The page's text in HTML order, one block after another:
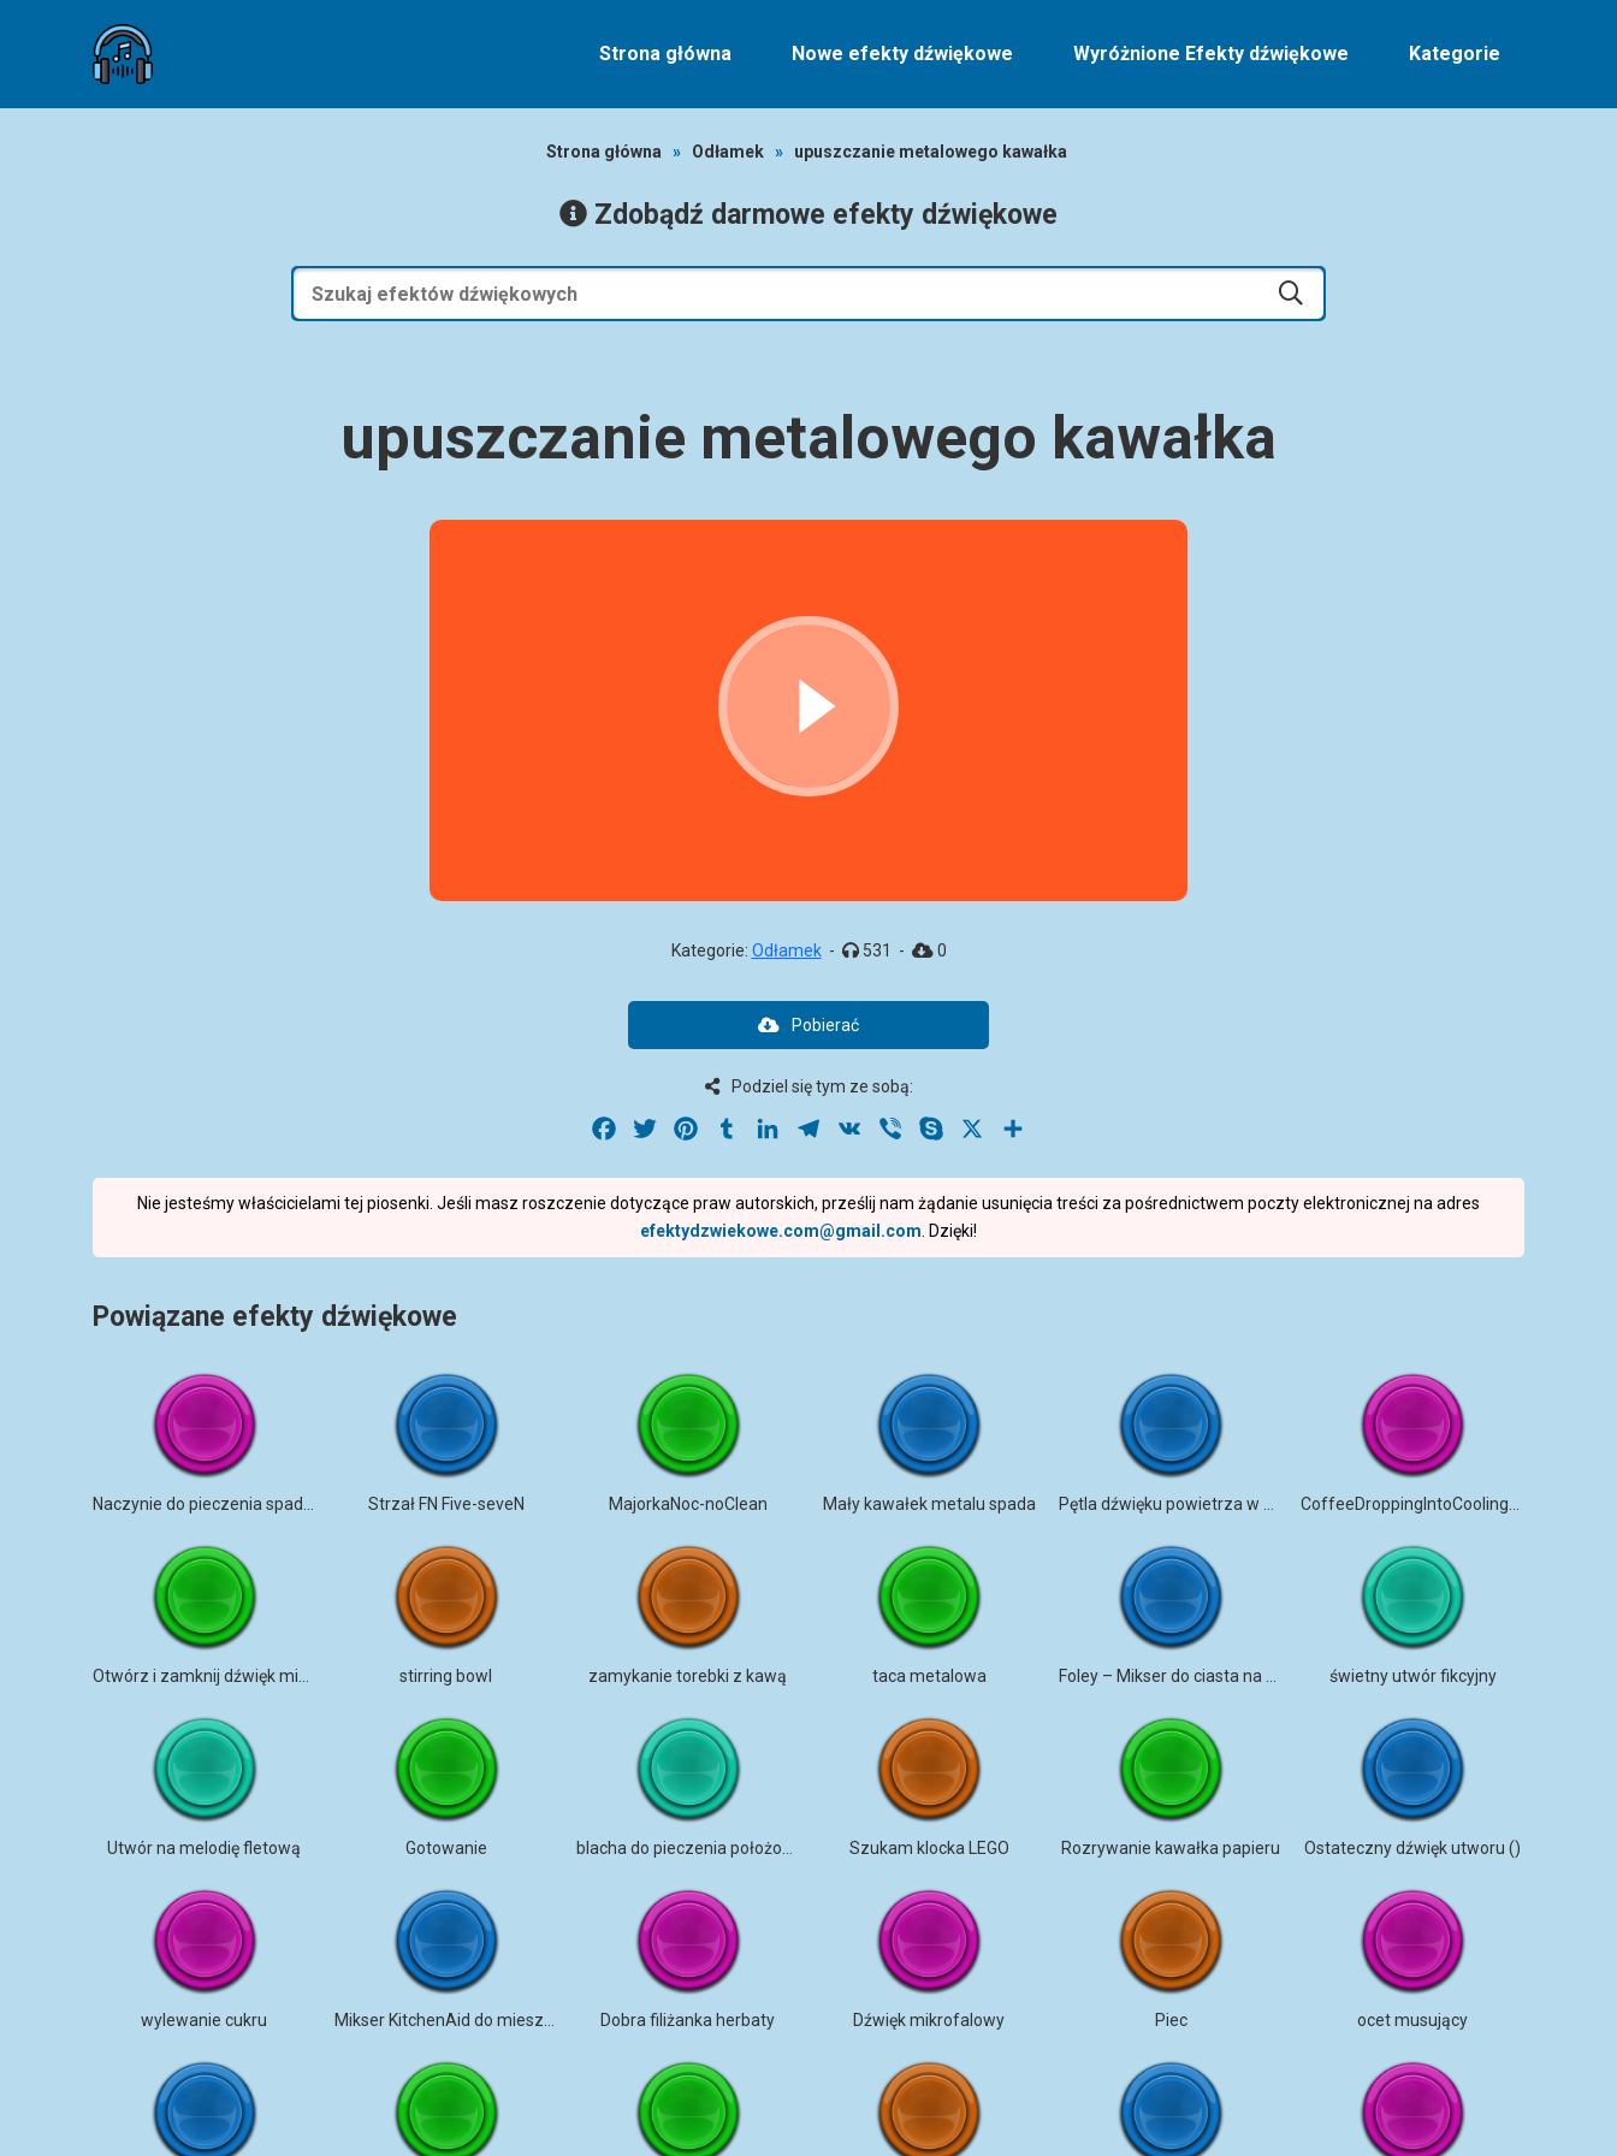
Strona główna Nowe efekty dźwiękowe Wyróżnione Efekty dźwiękowe Kategorie
Strona główna » Odłamek » upuszczanie metalowego kawałka
Zdobądź darmowe efekty dźwiękowe
upuszczanie metalowego kawałka
Kategorie: Odłamek - 531 - 0
Pobierać
Podziel się tym ze sobą:
Facebook
Twitter PinterestTumblrLinkedInTelegram
VK Viber Skype
Nie jesteśmy właścicielami tej piosenki. Jeśli masz roszczenie dotyczące praw autorskich, prześlij nam żądanie usunięcia treści za pośrednictwem poczty elektronicznej na adres
efektydzwiekowe.com@gmail.com . Dzięki!
Powiązane efekty dźwiękowe
Strzał FN Five-seveN MajorkaNoc-noClean Mały kawałek metalu spada
stirring bowl zamykanie torebki z kawą taca metalowa świetny utwór fikcyjny
Utwór na melodię fletową Gotowanie Szukam klocka LEGO Rozrywanie kawałka papieru Ostateczny dźwięk utworu ()
wylewanie cukru Dobra filiżanka herbaty Dźwięk mikrofalowy Piec ocet musujący